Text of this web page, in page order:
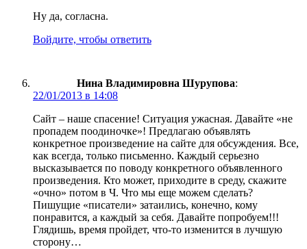
Ну да, согласна.
Войдите, чтобы ответить
Нина Владимировна Шурупова:
22/01/2013 в 14:08
Сайт – наше спасение! Ситуация ужасная. Давайте «не
пропадем поодиночке»! Предлагаю объявлять
конкретное произведение на сайте для обсуждения. Все,
как всегда, только письменно. Каждый серьезно
высказывается по поводу конкретного объявленного
произведения. Кто может, приходите в среду, скажите
«очно» потом в Ч. Что мы еще можем сделать?
Пишущие «писатели» затаились, конечно, кому
понравится, а каждый за себя. Давайте попробуем!!!
Глядишь, время пройдет, что-то изменится в лучшую
сторону…